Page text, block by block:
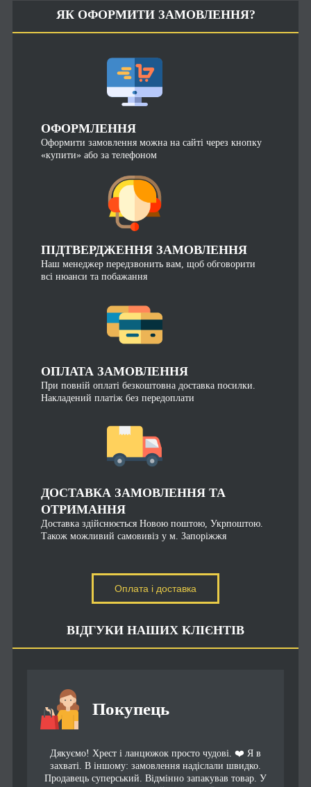
ЯК ОФОРМИТИ ЗАМОВЛЕННЯ?
ОФОРМЛЕННЯ
Оформити замовлення можна на сайті через кнопку
«купити» або за телефоном
ПІДТВЕРДЖЕННЯ ЗАМОВЛЕННЯ
Наш менеджер передзвонить вам, щоб обговорити
всі нюанси та побажання
ОПЛАТА ЗАМОВЛЕННЯ
При повній оплаті безкоштовна доставка посилки.
Накладений платіж без передоплати
ДОСТАВКА ЗАМОВЛЕННЯ ТА
ОТРИМАННЯ
Доставка здійснюється Новою поштою, Укрпоштою.
Також можливий самовивіз у м. Запоріжжя
Оплата і доставка
ВІДГУКИ НАШИХ КЛІЄНТІВ
Покупець
Дякуємо! Хрест і ланцюжок просто чудові. ❤️ Я в
захваті. В іншому: замовлення надіслали швидко.
Продавець суперський. Відмінно запакував товар. У